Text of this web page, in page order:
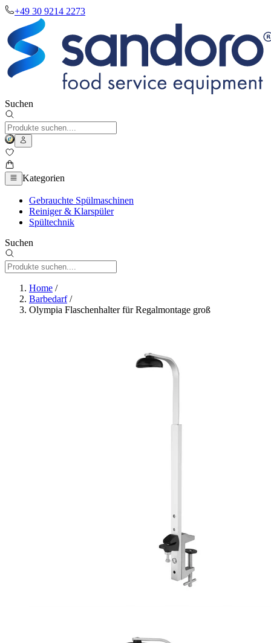
+49 30 9214 2273
Suchen
Kategorien
Gebrauchte Spülmaschinen
Reiniger & Klarspüler
Spültechnik
Suchen
Home /
Barbedarf/
Olympia Flaschenhalter für Regalmontage groß